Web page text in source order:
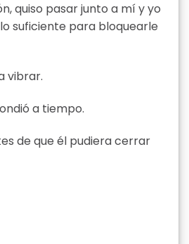
quiso pasar junto a mí y yo
suficiente para bloquearle
vibrar.
a tiempo.
de que él pudiera cerrar